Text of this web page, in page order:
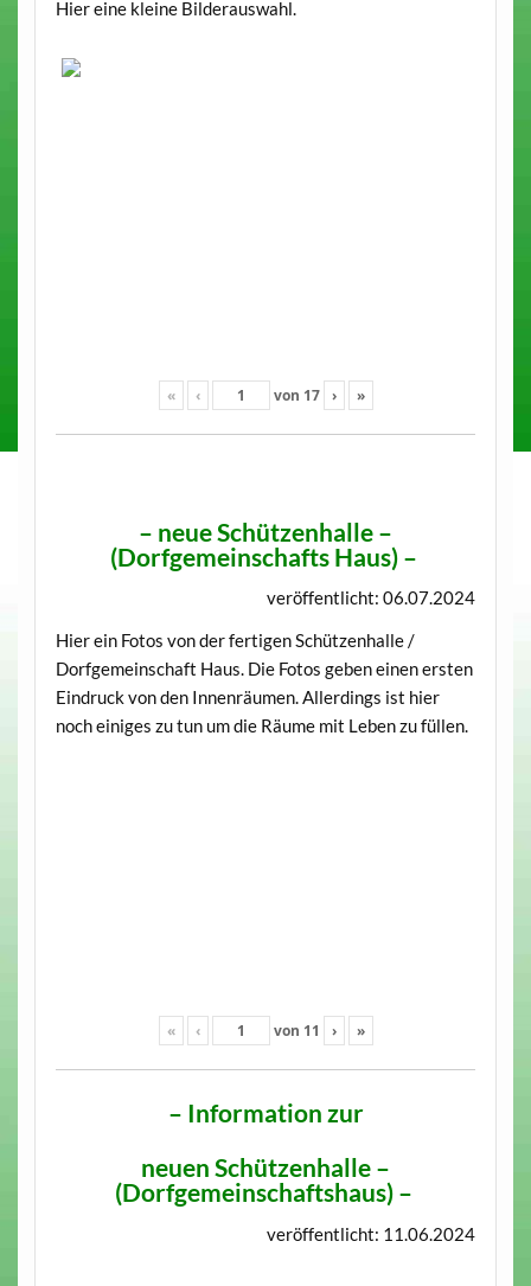
Hier eine kleine Bilderauswahl.
« ‹ von 17 › »
– neue Schützenhalle –
(Dorfgemeinschafts Haus)–
veröffentlicht: 06.07.2024
Hier ein Fotos von der fertigen Schützenhalle /
Dorfgemeinschaft Haus. Die Fotos geben einen ersten
Eindruck von den Innenräumen. Allerdings ist hier
noch einiges zu tun um die Räume mit Leben zu füllen.
« ‹ von 11 › »
– Information zur
neuen Schützenhalle –
(Dorfgemeinschaftshaus)–
veröffentlicht: 11.06.2024